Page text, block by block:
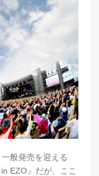
般発売を迎える
EZO』だが、ここ